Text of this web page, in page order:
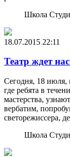
Школа
18.07.2015 22:11
Театр ждет
Сегодня, 18 июля,
где ребята в
мастерства,
вербатим,
светорежиссера,
Школа